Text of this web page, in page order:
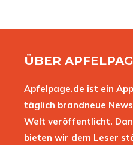
ÜBER
Apfelpage.de ist ein
täglich brandneue
Welt veröffentlicht.
bieten wir dem Leser